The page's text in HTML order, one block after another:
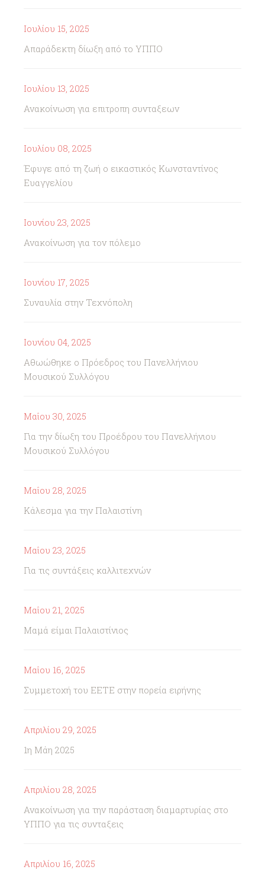
Ιουλίου 15, 2025
Απαράδεκτη δίωξη από το ΥΠΠΟ
Ιουλίου 13, 2025
Ανακοίνωση για επιτροπη συνταξεων
Ιουλίου 08, 2025
Έφυγε από τη ζωή ο εικαστικός Κωνσταντίνος
Ευαγγελίου
Ιουνίου 23, 2025
Ανακοίνωση για τον πόλεμο
Ιουνίου 17, 2025
Συναυλία στην Τεχνόπολη
Ιουνίου 04, 2025
Αθωώθηκε ο Πρόεδρος του Πανελλήνιου
Μουσικού Συλλόγου
Μαΐου 30, 2025
Για την δίωξη του Προέδρου του Πανελλήνιου
Μουσικού Συλλόγου
Μαΐου 28, 2025
Κάλεσμα για την Παλαιστίνη
Μαΐου 23, 2025
Για τις συντάξεις καλλιτεχνών
Μαΐου 21, 2025
Μαμά είμαι Παλαιστίνιος
Μαΐου 16, 2025
Συμμετοχή του ΕΕΤΕ στην πορεία ειρήνης
Απριλίου 29, 2025
1η Μάη 2025
Απριλίου 28, 2025
Ανακοίνωση για την παράσταση διαμαρτυρίας στο
ΥΠΠΟ για τις συνταξεις
Απριλίου 16, 2025